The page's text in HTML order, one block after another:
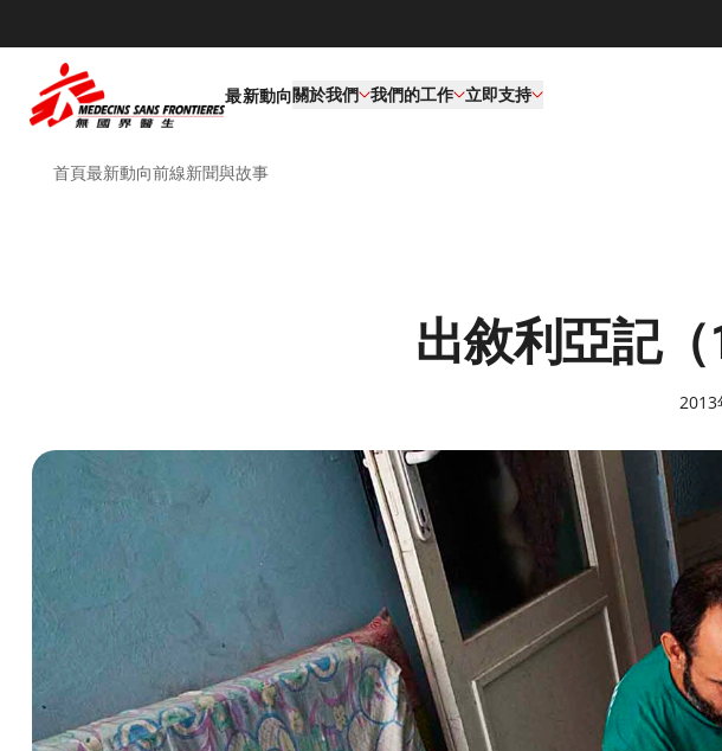
最新動向關於我們 我們的工作​ 立即支持
首頁最新動向前線新聞與故事
出敘利亞記
2013